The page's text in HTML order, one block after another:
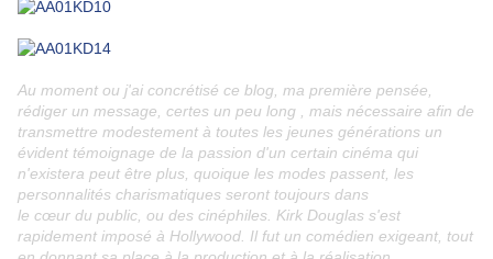
Au moment ou j'ai concrétisé ce blog, ma première pensée,
rédiger un message, certes un peu long , mais nécessaire afin de
transmettre modestement à toutes les jeunes générations un
évident témoignage de la passion d'un certain cinéma qui
n'existera peut être plus, quoique les modes passent, les
personnalités charismatiques seront toujours dans
le cœur du public, ou des cinéphiles. Kirk Douglas s'est
rapidement imposé à Hollywood. Il fut un comédien exigeant, tout